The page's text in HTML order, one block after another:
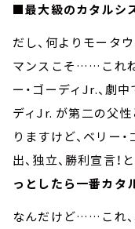
■最大級のカタルシ
だし、何よりモータ
マンスこそ……これね
ー・ゴーディJr.、劇
ディJr. が第二の父性
りますけど、ベリー
出、独立、勝利宣言！
っとしたら一番カタ
なんだけど……これ、